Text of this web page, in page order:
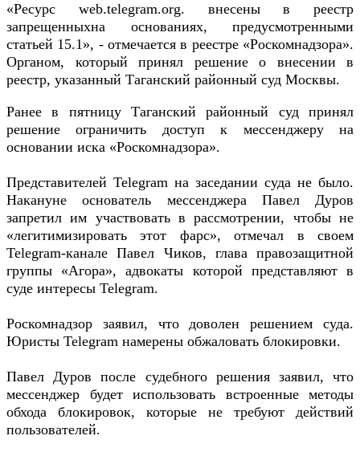
«Ресурс web.telegram.org. внесены в реестр
запрещенныхна основаниях, предусмотренными
статьей 15.1», - отмечается в реестре «Роскомнадзора».
Органом, который принял решение о внесении в
реестр, указанный Таганский районный суд Москвы.
Ранее в пятницу Таганский районный суд принял
решение ограничить доступ к мессенджеру на
основании иска «Роскомнадзора».
Представителей Telegram на заседании суда не было.
Накануне основатель мессенджера Павел Дуров
запретил им участвовать в рассмотрении, чтобы не
«легитимизировать этот фарс», отмечал в своем
Telegram-канале Павел Чиков, глава правозащитной
группы «Агора», адвокаты которой представляют в
суде интересы Telegram.
Роскомнадзор заявил, что доволен решением суда.
Юристы Telegram намерены обжаловать блокировки.
Павел Дуров после судебного решения заявил, что
мессенджер будет использовать встроенные методы
обхода блокировок, которые не требуют действий
пользователей.